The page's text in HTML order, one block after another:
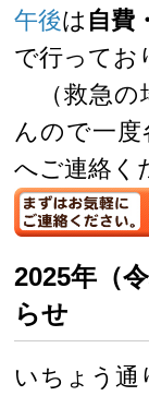
午後は 自費
で行ってお
（救急の
んので一
へご連絡く
2025年（
らせ
いちょう通